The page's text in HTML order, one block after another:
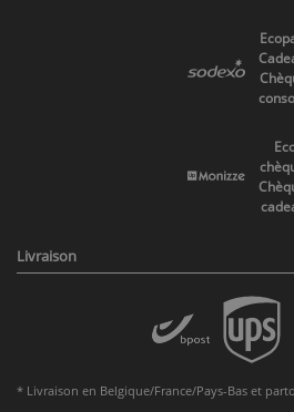
Livraison
* Livraison en Belgique/France/Pays-Bas et